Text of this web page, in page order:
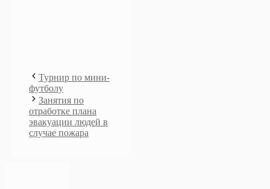
Турнир по мини-
футболу
Занятия по
отработке плана
эвакуации людей в
случае пожара